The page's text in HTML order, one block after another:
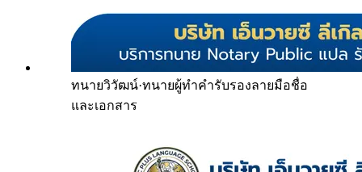
ทนายวิวัฒน์·ทนายผู้ทำคำรับรองลายมือชื่อ
และเอกสาร